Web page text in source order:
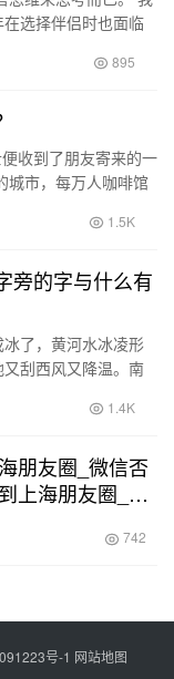
选择伴侣时也面临
895
收到了朋友寄来的一
城市，每万人咖啡馆
1.5K
旁的字与什么有
了，黄河水冰凌形
刮西风又降温。南
1.4K
朋友圈_微信否
上海朋友圈_微
742
号-1 网站地图